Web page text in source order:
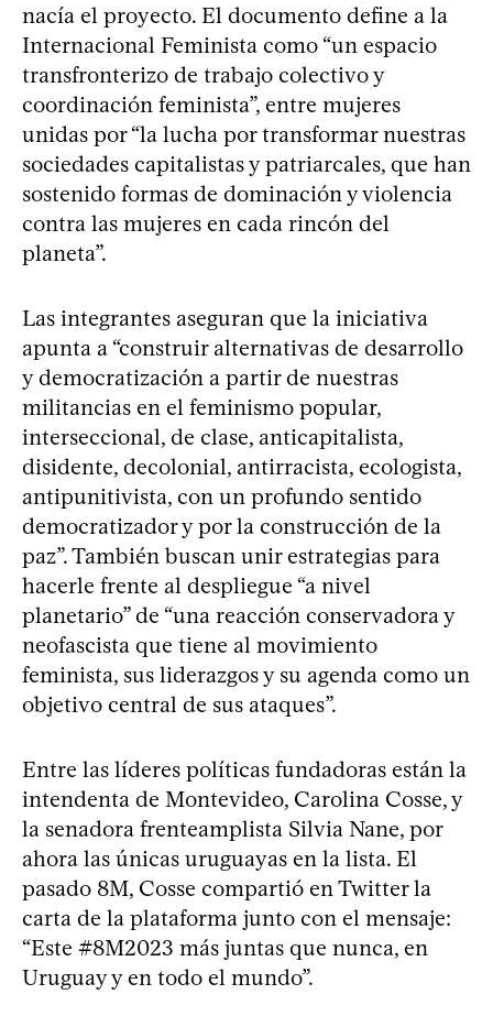
nacía el proyecto. El documento define a la
Internacional Feminista como “un espacio
transfronterizo de trabajo colectivo y
coordinación feminista”, entre mujeres
unidas por “la lucha por transformar nuestras
sociedades capitalistas y patriarcales, que han
sostenido formas de dominación y violencia
contra las mujeres en cada rincón del
planeta”.
Las integrantes aseguran que la iniciativa
apunta a “construir alternativas de desarrollo
y democratización a partir de nuestras
militancias en el feminismo popular,
interseccional, de clase, anticapitalista,
disidente, decolonial, antirracista, ecologista,
antipunitivista, con un profundo sentido
democratizador y por la construcción de la
paz”. También buscan unir estrategias para
hacerle frente al despliegue “a nivel
planetario” de “una reacción conservadora y
neofascista que tiene al movimiento
feminista, sus liderazgos y su agenda como un
objetivo central de sus ataques”.
Entre las líderes políticas fundadoras están la
intendenta de Montevideo, Carolina Cosse, y
la senadora frenteamplista Silvia Nane, por
ahora las únicas uruguayas en la lista. El
pasado 8M, Cosse compartió en Twitter la
carta de la plataforma junto con el mensaje:
“Este #8M2023 más juntas que nunca, en
Uruguay y en todo el mundo”.